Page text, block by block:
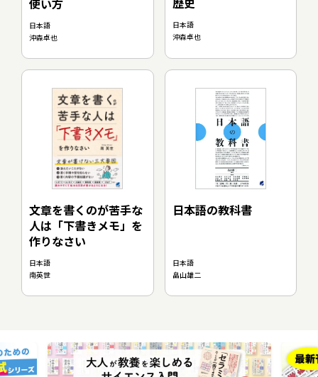
使い方
日本語
沖森卓也
歴史
日本語
沖森卓也
文章を書くのが苦手な
人は「下書きメモ」を
作りなさい
日本語
南英世
日本語の教科書
日本語
畠山雄二